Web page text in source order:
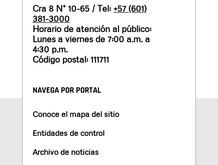
Cra 8 N° 10-65 / Tel: +57 (601)
381-3000
Horario de atención al público:
Lunes a viernes de 7:00 a.m. a
4:30 p.m.
Código postal: 111711
NAVEGA POR PORTAL
Conoce el mapa del sitio
Entidades de control
Archivo de noticias